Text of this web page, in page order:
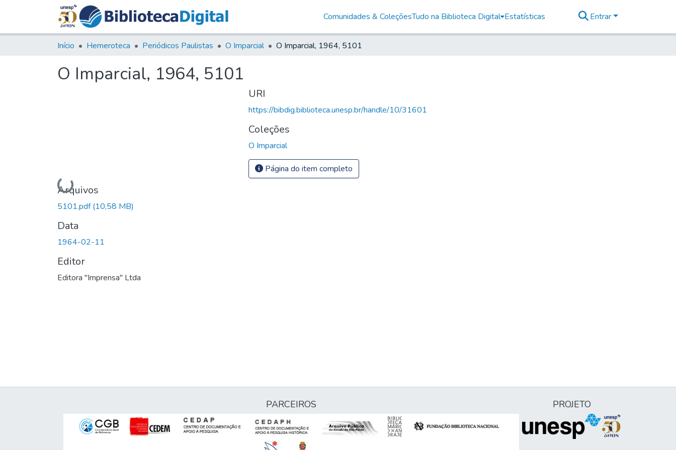
Comunidades & ColeçõesTudo na Biblioteca Digital Estatísticas Entrar
Início Hemeroteca Periódicos Paulistas O Imparcial O Imparcial, 1964, 5101
O Imparcial, 1964, 5101
Carregando...
Arquivos
5101.pdf(10,58 MB)
Data
1964-02-11
Editor
Editora "Imprensa" Ltda
URI
https://bibdig.biblioteca.unesp.br/handle/10/31601
Coleções
O Imparcial
Página do item completo
PARCEIROS PROJETO